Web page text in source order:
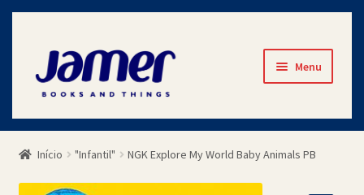
Pular
para
navegação
Pular
para
conteúdo
Menu
Início
Avaliações
Início "Infantil" NGK Explore My World Baby Animals PB